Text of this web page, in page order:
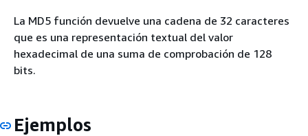
La MD5 función devuelve una cadena de 32 caracteres
que es una representación textual del valor
hexadecimal de una suma de comprobación de 128
bits.
Ejemplos